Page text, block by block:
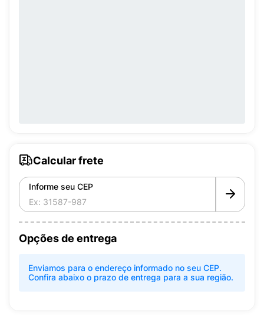
Calcular frete
Informe seu CEP
Opções de entrega
Enviamos para o endereço informado no seu CEP.
Confira abaixo o prazo de entrega para a sua região.